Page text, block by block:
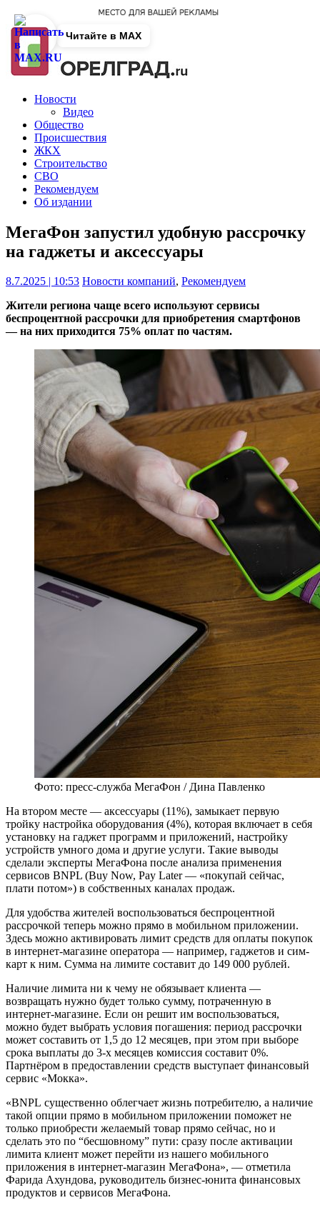
Новости
Видео
Общество
Происшествия
ЖКХ
Строительство
СВО
Рекомендуем
Об издании
МегаФон запустил удобную рассрочку
на гаджеты и аксессуары
8.7.2025 | 10:53 Новости компаний, Рекомендуем
Жители региона чаще всего используют сервисы
беспроцентной рассрочки для приобретения смартфонов
— на них приходится 75% оплат по частям.
Фото: пресс-служба МегаФон / Дина Павленко
На втором месте — аксессуары (11%), замыкает первую
тройку настройка оборудования (4%), которая включает в себя
установку на гаджет программ и приложений, настройку
устройств умного дома и другие услуги. Такие выводы
сделали эксперты МегаФона после анализа применения
сервисов BNPL (Buy Now, Pay Later — «покупай сейчас,
плати потом») в собственных каналах продаж.
Для удобства жителей воспользоваться беспроцентной
рассрочкой теперь можно прямо в мобильном приложении.
Здесь можно активировать лимит средств для оплаты покупок
в интернет-магазине оператора — например, гаджетов и сим-
карт к ним. Сумма на лимите составит до 149 000 рублей.
Наличие лимита ни к чему не обязывает клиента —
возвращать нужно будет только сумму, потраченную в
интернет-магазине. Если он решит им воспользоваться,
можно будет выбрать условия погашения: период рассрочки
может составить от 1,5 до 12 месяцев, при этом при выборе
срока выплаты до 3-х месяцев комиссия составит 0%.
Партнёром в предоставлении средств выступает финансовый
сервис «Мокка».
«BNPL существенно облегчает жизнь потребителю, а наличие
такой опции прямо в мобильном приложении поможет не
только приобрести желаемый товар прямо сейчас, но и
сделать это по “бесшовному” пути: сразу после активации
лимита клиент может перейти из нашего мобильного
приложения в интернет-магазин МегаФона», — отметила
Фарида Ахундова, руководитель бизнес‑юнита финансовых
продуктов и сервисов МегаФона.
Читайте в MAX